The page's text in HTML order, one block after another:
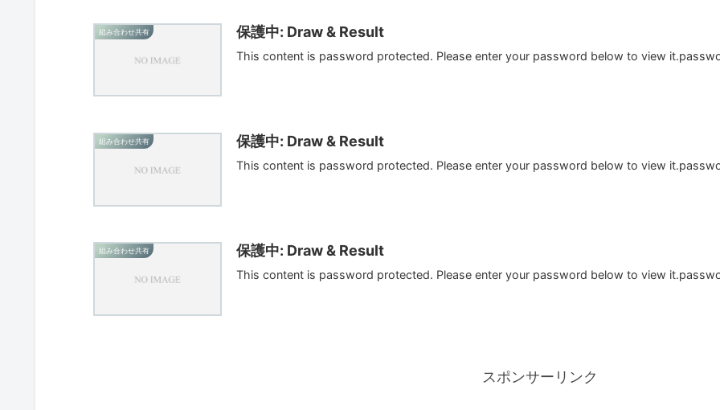
組み合わせ共有 保護中: Draw & Result
This content is password protected. Please enter your password below to view
組み合わせ共有 保護中: Draw & Result
This content is password protected. Please enter your password below to view
組み合わせ共有 保護中: Draw & Result
This content is password protected. Please enter your password below to view
スポンサーリンク